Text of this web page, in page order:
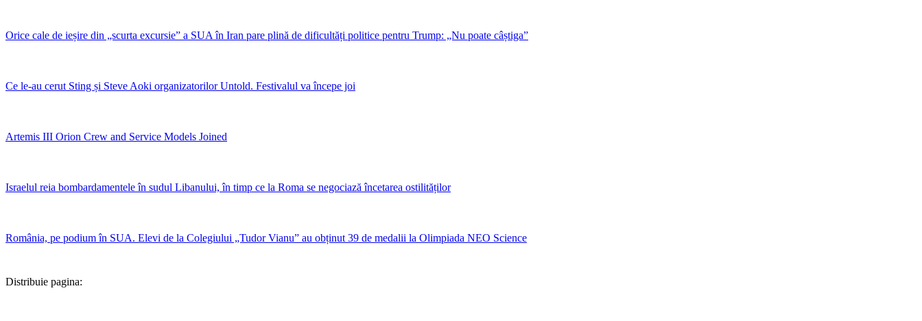
Orice cale de ieșire din „scurta excursie” a SUA în Iran pare plină de dificultăți politice pentru Trump: „Nu poate câștiga”
Ce le-au cerut Sting și Steve Aoki organizatorilor Untold. Festivalul va începe joi
Artemis III Orion Crew and Service Models Joined
Israelul reia bombardamentele în sudul Libanului, în timp ce la Roma se negociază încetarea ostilităților
România, pe podium în SUA. Elevi de la Colegiului „Tudor Vianu” au obținut 39 de medalii la Olimpiada NEO Science
Distribuie pagina: